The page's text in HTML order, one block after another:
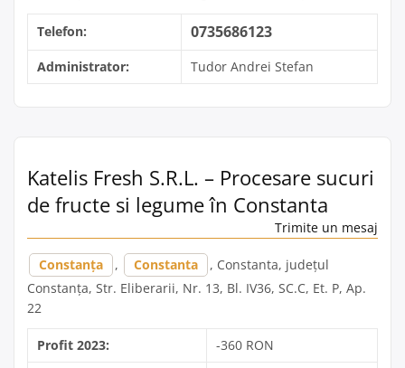
Telefon: 0735686123
Administrator: Tudor Andrei Stefan
Katelis Fresh S.R.L. – Procesare sucuri
de fructe si legume în Constanta
Trimite un mesaj
Constanța , Constanta
, Constanta, județul
Constanța, Str. Eliberarii, Nr. 13, Bl. IV36, SC.C, Et. P, Ap.
22
Profit 2023:
-360 RON